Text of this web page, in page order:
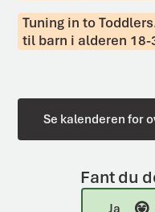
Tuning in to
til barn i alderen
Se kalenderen for
Fant du
Ja